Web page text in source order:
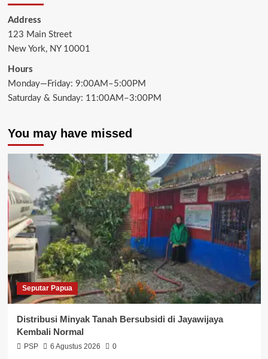
Address
123 Main Street
New York, NY 10001
Hours
Monday—Friday: 9:00AM–5:00PM
Saturday & Sunday: 11:00AM–3:00PM
You may have missed
Seputar Papua
Distribusi Minyak Tanah Bersubsidi di Jayawijaya
Kembali Normal
PSP 6 Agustus 2026 0